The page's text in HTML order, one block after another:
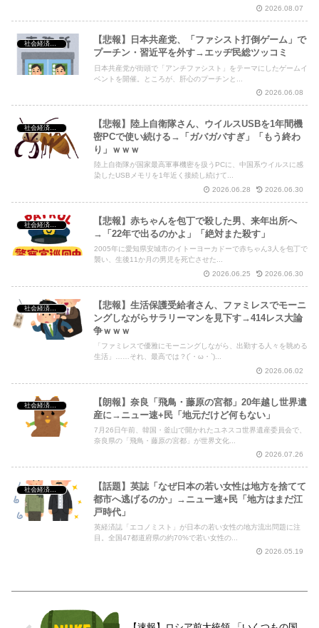
2026.08.07
【悲報】日本共産党、「ファシスト打倒ゲーム」で
プーチン・習近平を外す→エッヂ民総ツッコミ
日本共産党が街頭で「アンチファシスト」をテーマにしたゲームイ
ベントを開催。ところが、肝心のプーチンと...
2026.06.08
【悲報】陸上自衛隊さん、ウイルスUSBを1年間機
密PCで使い続ける→「ガバガバすぎ」「もう終わ
り」ｗｗｗ
陸上自衛隊が国家最高軍事機密を扱うPCに、中国系ウイルスに感
染したUSBメモリを1年近く接続し続けて...
2026.06.28
2026.06.30
【悲報】赤ちゃんを包丁で殺した男、来年出所へ
→「22年で出るのかよ」「絶対また殺す」
2005年に愛知県安城市のイトーヨーカドーで赤ちゃん3人を包丁で
襲い、生後11か月の男児を死亡させた...
2026.06.25
2026.06.30
社会経済・政治
【悲報】生活保護受給者さん、ファミレスでモーニ
ングしながらサラリーマンを見下す→414レス大論
争ｗｗｗ
「ファミレスで優雅にモーニングしながら、出勤する人々を眺める
生活」……それ、最高では？(´・ω・`)...
2026.06.02
社会経済・政治
【朗報】奈良「飛鳥・藤原の宮都」20年越し世界遺
産に→ニュー速+民「地元だけど何もない」
7月26日午前、韓国・釜山で開かれたユネスコ世界遺産委員会で、
奈良県の「飛鳥・藤原の宮都」が世界文化...
2026.07.26
社会経済・政治
【話題】英誌「なぜ日本の若い女性は地方を捨てて
都市へ逃げるのか」→ニュー速+民「地方はまだ江
戸時代」
英経済誌「エコノミスト」が日本の若い女性の地方流出問題に注
目。全国47都道府県の約70%で若い女性の...
2026.05.19